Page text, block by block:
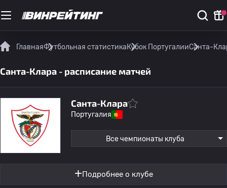
ГлавнаяФутбольная статистикаКубок ПортугалииСанта-
Санта-Клара - расписание матчей
Санта-Клара
Португалия
Все чемпионаты клуба
Подробнее о клубе